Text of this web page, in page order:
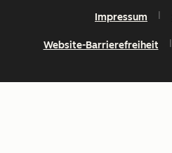
Impressum
Website-Barrierefreiheit